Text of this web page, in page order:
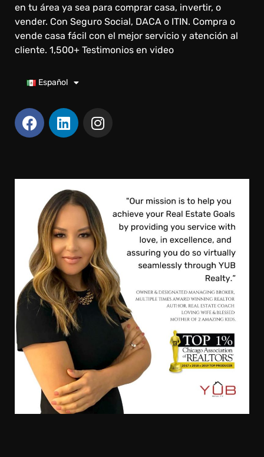
en tu área ya sea para comprar casa, invertir, o
vender. Con Seguro Social, DACA o ITIN. Compra o
vende casa fácil con el mejor servicio y atención al
cliente. 1,500+ Testimonios en video
Español